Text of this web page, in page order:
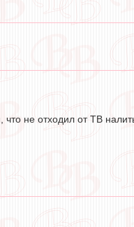
не отходил от ТВ